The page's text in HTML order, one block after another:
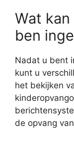
Wat
ben
Nadat u bent
kunt u
het bekijken
de opvang